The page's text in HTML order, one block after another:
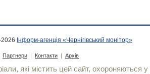
Інформ-агенція «Чернігівський монітор»
Партнери | Контакти | Архів
які містить цей сайт, охороняються у